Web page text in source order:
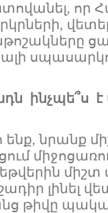
որ
ինչպե՞ս է
նրանք
միշտ
լինել
թիվը